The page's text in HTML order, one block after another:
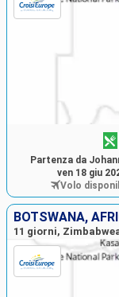
Partenza da
ven 18 giu
Volo
BOTSWANA,
11 giorni,